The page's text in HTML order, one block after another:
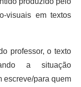
visuais em textos
professor, o texto
a situação
escreve/para quem